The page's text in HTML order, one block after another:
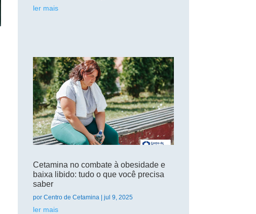
ler mais
Cetamina no combate à obesidade e
baixa libido: tudo o que você precisa
saber
por Centro de Cetamina| jul 9, 2025
ler mais